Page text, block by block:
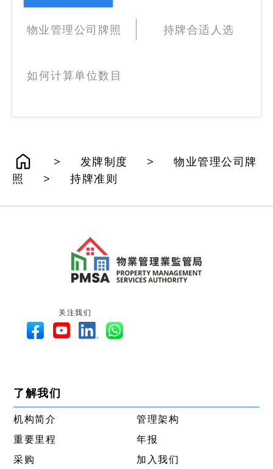
物业管理公司牌照 持牌合适人选
如何计算单位数目
> 发牌制度 >
物业管理公司牌
照
> 持牌准则
关注我们
了解我们
机构简介
管理架构
重要里程
年报
采购
加入我们